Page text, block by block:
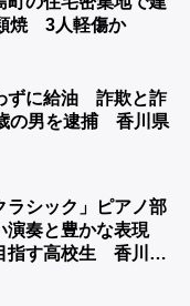
焼 3人軽傷か
ずに給油 詐欺と詐
の男を逮捕 香川県
ラシック」ピアノ部
演奏と豊かな表現
指す高校生 香川